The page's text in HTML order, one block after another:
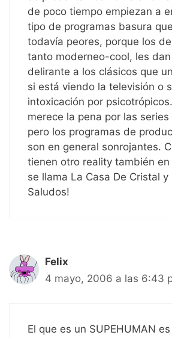
de poco tiempo empiezan a
tipo de programas basura
todavía peores, porque los
tanto moderneo-cool, les
delirante a los clásicos que
si está viendo la televisión o
intoxicación por
merece la pena por las
pero los programas de
son en general sonrojantes.
tienen otro reality también en
se llama La Casa De Cristal y
Saludos!
Felix
4 mayo, 2006 a las 6:43
El que es un SUPEHUMAN